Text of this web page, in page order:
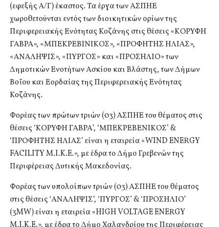
(εφεξής Α/Γ) έκαστος. Τα έργα των ΑΣΠΗΕ
χωροθετούνται εντός των διοικητικών ορίων της
Περιφερειακής Ενότητας Κοζάνης στις θέσεις «ΚΟΡΥΦΗ
ΓΑΒΡΑ», «ΜΠΕΚΡΕΒΙΝΙΚΟΣ», «ΠΡΟΦΗΤΗΣ ΗΛΙΑΣ»,
«ΑΝΑΛΗΨΙΣ», «ΠΥΡΓΟΣ» και «ΠΡΟΣΗΛΙΟ» των
Δημοτικών Ενοτήτων Ασκίου και Βλάστης, των Δήμων
Βοΐου και Εορδαίας της Περιφερειακής Ενότητας
Κοζάνης.
Φορέας των πρώτων τριών (03) ΑΣΠΗΕ του θέματος στις
θέσεις ‘ΚΟΡΥΦΗ ΓΑΒΡΑ’, ‘ΜΠΕΚΡΕΒΕΝΙΚΟΣ’ &
‘ΠΡΟΦΗΤΗΣ ΗΛΙΑΣ’ είναι η εταιρεία «WIND ENERGY
FACILITY M.I.K.E.», με έδρα το Δήμο Γρεβενών της
Περιφέρειας Δυτικής Μακεδονίας.
Φορέας των υπολοίπων τριών (03) ΑΣΠΗΕ του θέματος
στις θέσεις ‘ΑΝΑΛΗΨΙΣ’, ‘ΠΥΡΓΟΣ’ & ‘ΠΡΟΣΗΛΙΟ’
(3MW) είναι η εταιρεία «HIGH VOLTAGE ENERGY